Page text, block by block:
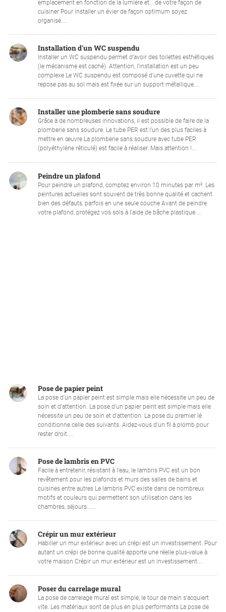
emplacement en fonction de la lumière et… de votre façon de
cuisiner Pour installer un évier de façon optimum soyez
organisé....
Installation d'un WC suspendu
Installer un WC suspendu permet d’avoir des toilettes esthétiques
(le mécanisme est caché). Attention, l’installation est un peu
complexe Le WC suspendu est composé d'une cuvette qui ne
repose pas au sol mais est fixée sur un support métallique....
Installer une plomberie sans soudure
Grâce à de nombreuses innovations, il est possible de faire de la
plomberie sans soudure. Le tube PER est l’un des plus faciles à
mettre en œuvre La plomberie sans soudure avec tube PER
(polyéthylène réticulé) est facile à réaliser. Mais attention !...
Peindre un plafond
Pour peindre un plafond, comptez environ 10 minutes par m². Les
peintures actuelles sont souvent de très bonne qualité et cachent
bien des défauts, parfois en une seule couche Avant de peindre
votre plafond, protégez vos sols à l'aide de bâche plastique....
Pose de papier peint
La pose d’un papier peint est simple mais elle nécessite un peu de
soin et d’attention. La pose d'un papier peint est simple mais elle
nécessite un peu de soin et d'attention. La pose du premier lé
conditionne celle des suivants. Aidez-vous d'un fil à plomb pour
rester droit....
Pose de lambris en PVC
Facile à entretenir, résistant à l’eau, le lambris PVC est un bon
revêtement pour les plafonds et murs des salles de bains et
cuisines entre autres Le lambris PVC existe dans de nombreux
motifs et couleurs qui permettent son utilisation dans les
chambres, séjours......
Crépir un mur extérieur
Habiller un mur extérieur avec un crépi est un investissement. Pour
autant un crépi de bonne qualité apporte une réelle plus-value à
votre maison Crépir un mur extérieur est un investissement....
Poser du carrelage mural
La pose de carrelage mural est simple, le tour de main s’acquiert
vite. Les matériaux sont de plus en plus performants La pose de